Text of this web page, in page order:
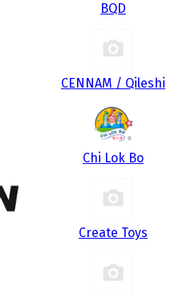
BQD
CENNAM / Qileshi
Chi Lok Bo
Create Toys